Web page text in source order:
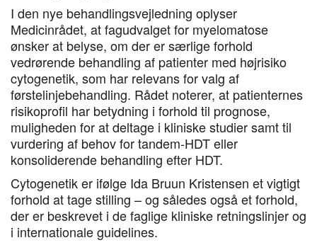
I den nye behandlingsvejledning oplyser
Medicinrådet, at fagudvalget for myelomatose
ønsker at belyse, om der er særlige forhold
vedrørende behandling af patienter med højrisiko
cytogenetik, som har relevans for valg af
førstelinjebehandling. Rådet noterer, at patienternes
risikoprofil har betydning i forhold til prognose,
muligheden for at deltage i kliniske studier samt til
vurdering af behov for tandem-HDT eller
konsoliderende behandling efter HDT.
Cytogenetik er ifølge Ida Bruun Kristensen et vigtigt
forhold at tage stilling – og således også et forhold,
der er beskrevet i de faglige kliniske retningslinjer og
i internationale guidelines.